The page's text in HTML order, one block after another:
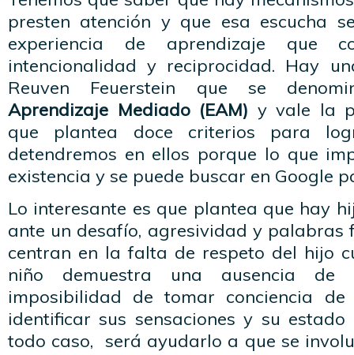
presten atención y que esa escucha
experiencia de aprendizaje que
intencionalidad y reciprocidad. Hay
Reuven Feuerstein que se
Aprendizaje Mediado (EAM) y vale la
que plantea doce criterios para
detendremos en ellos porque lo que
existencia y se puede buscar en Google
Lo interesante es que plantea que hay
ante un desafío, agresividad y palabras
centran en la falta de respeto del hijo
niño demuestra una ausencia de
imposibilidad de tomar conciencia
identificar sus sensaciones y su
todo caso, será ayudarlo a que se